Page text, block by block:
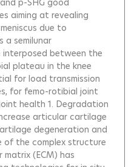
p-SHG good
aiming at revealing
due to
a semilunar
between the
plateau in the knee
for load transmission
for femo-rotibial joint
health 1. Degradation
articular cartilage
degeneration and
of the complex structure
(ECM) has